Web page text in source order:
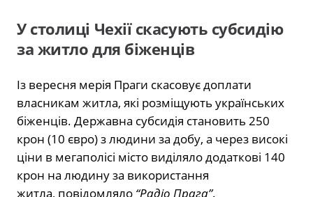
У столиці Чехії скасують субсидію
за житло для біженців
Із вересня мерія Праги скасовує доплати
власникам житла, які розміщують українських
біженців. Державна субсидія становить 250
крон (10 євро) з людини за добу, а через високі
ціни в мегаполісі місто виділяло додаткові 140
крон на людину за використання
житла, повідомляло “Радіо Прага”.